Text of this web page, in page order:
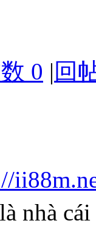
0 | 回
nhà